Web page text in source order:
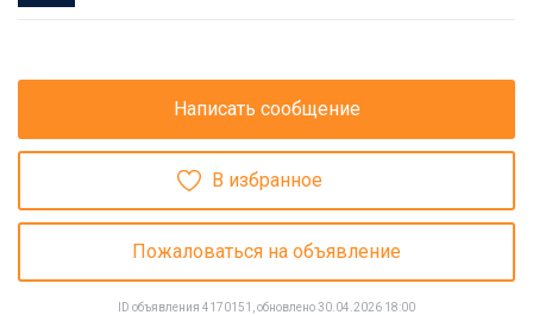
Написать сообщение
В избранное
Пожаловаться на объявление
ID объявления 4170151, обновлено 30.04.2026 18:00